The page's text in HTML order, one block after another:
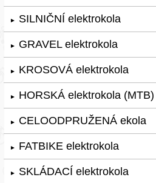
► SILNIČNÍ elektrokola
► GRAVEL elektrokola
► KROSOVÁ elektrokola
► HORSKÁ elektrokola (MTB)
► CELOODPRUŽENÁ ekola
► FATBIKE elektrokola
► SKLÁDACÍ elektrokola